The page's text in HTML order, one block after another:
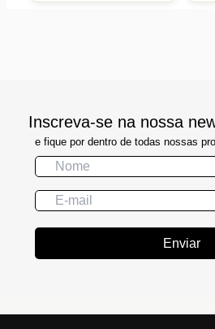
Inscreva-se na nossa
e fique por dentro de todas nossas
Enviar